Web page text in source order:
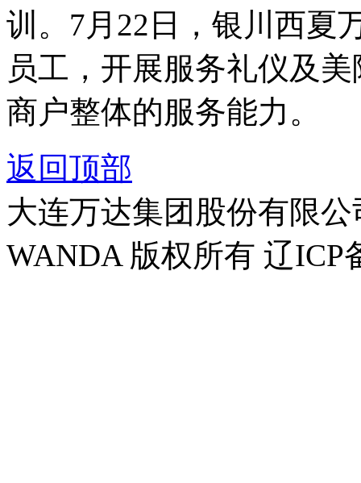
训。7月22日，银川西夏
员工，开展服务礼仪及
商户整体的服务能力。
返回顶部
大连万达集团股份有限
WANDA 版权所有 辽ICP